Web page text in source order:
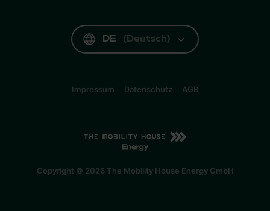
DE (Deutsch)
Copyright © 2026 The Mobility House Energy GmbH
Impressum Datenschutz AGB